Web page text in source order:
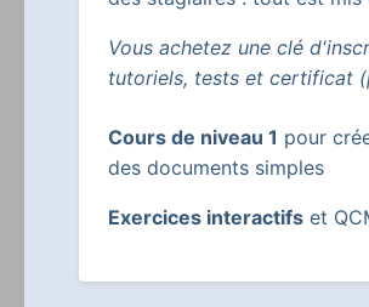
Vous achetez une clé
tutoriels, tests et certificat
Cours de niveau 1 pour
des documents simples
Exercices interactifs et